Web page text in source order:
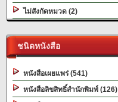
ไม่สังกัดหมวด (2)
ชนิดหนังสือ
หนังสือเผยแพร่ (541)
หนังสือลิขสิทธิ์สำนักพิมพ์ (126)